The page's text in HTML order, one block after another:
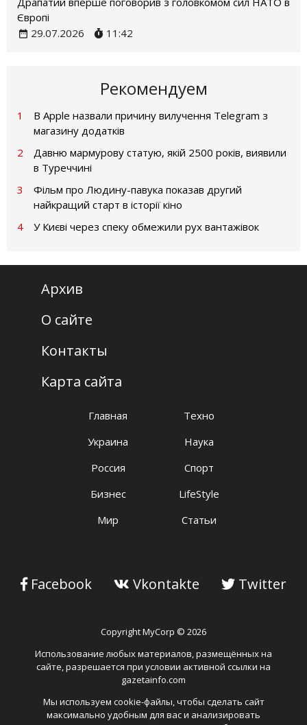
Європі
29.07.2026
11:42
Рекомендуем
1
В Apple назвали причину вилучення Telegram з
магазину додатків
2
Давню мармурову статую, якій 2500 років, виявили
в Туреччині
3
Фільм про Людину-павука показав другий
найкращий старт в історії кіно
4
У Києві через спеку обмежили рух вантажівок
Copyright MyCorp © 2026
Использование любых материалов, размещённых на
сайте, разрешается при условии активной ссылки на
gazetainfo.com
Мы используем cookie-файлы, чтобы сделать сайт
максимально удобным для вас и анализировать
Главная
Украина
Россия
Бизнес
Мир
Техно
Наука
Спорт
LifeStyle
Статьи
Facebook Vkontakte Twitter
Архив
О сайте
Контакты
Карта сайта